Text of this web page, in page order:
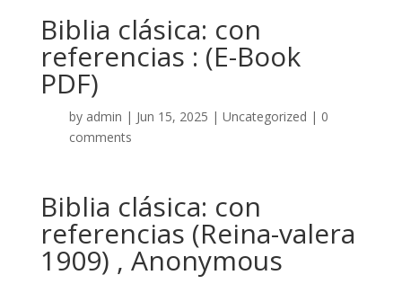
Biblia clásica: con
referencias : (E-Book
PDF)
by admin | Jun 15, 2025 | Uncategorized | 0
comments
Biblia clásica: con
referencias (Reina-valera
1909) , Anonymous